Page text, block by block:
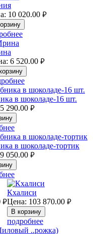
10 020.00 руб.
6 520.00 руб.
в шоколаде-16 шт.
5 290.00 руб.
в шоколаде-тортик
9 050.00 руб.
руб.
Кхалиси
Цена: 103 870.00 руб.
подробнее